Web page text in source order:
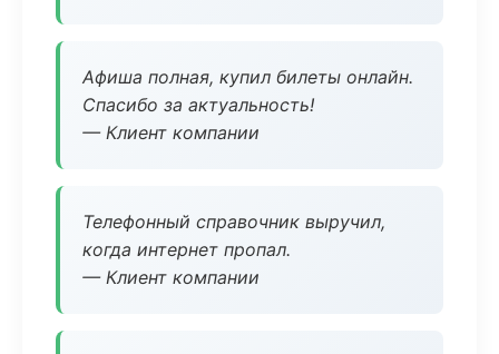
Афиша полная, купил билеты онлайн.
Спасибо за актуальность!
— Клиент компании
Телефонный справочник выручил,
когда интернет пропал.
— Клиент компании